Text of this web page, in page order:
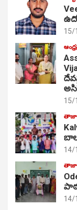
15/
15/
తాజా
14/
తాజా
14/